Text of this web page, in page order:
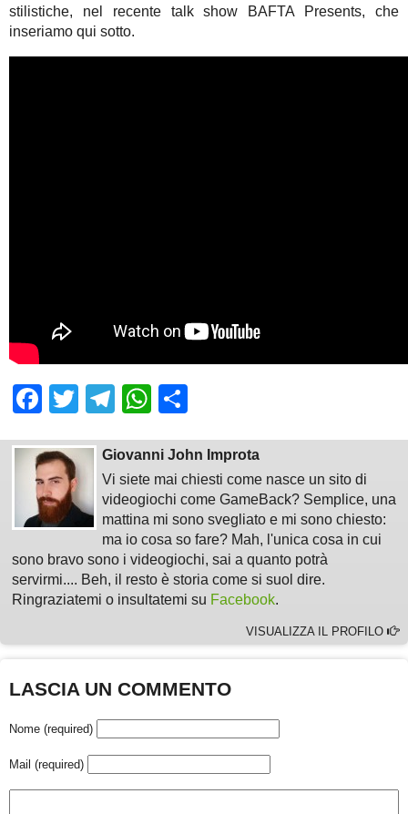
stilistiche, nel recente talk show BAFTA Presents, che
inseriamo qui sotto.
Facebook
TwitterTelegram
WhatsApp
Giovanni John Improta
Vi siete mai chiesti come nasce un sito di
videogiochi come GameBack? Semplice, una
mattina mi sono svegliato e mi sono chiesto:
ma io cosa so fare? Mah, l'unica cosa in cui
sono bravo sono i videogiochi, sai a quanto potrà
servirmi.... Beh, il resto è storia come si suol dire.
Ringraziatemi o insultatemi su Facebook.
VISUALIZZA IL PROFILO
LASCIA UN COMMENTO
Nome (required)
Mail (required)